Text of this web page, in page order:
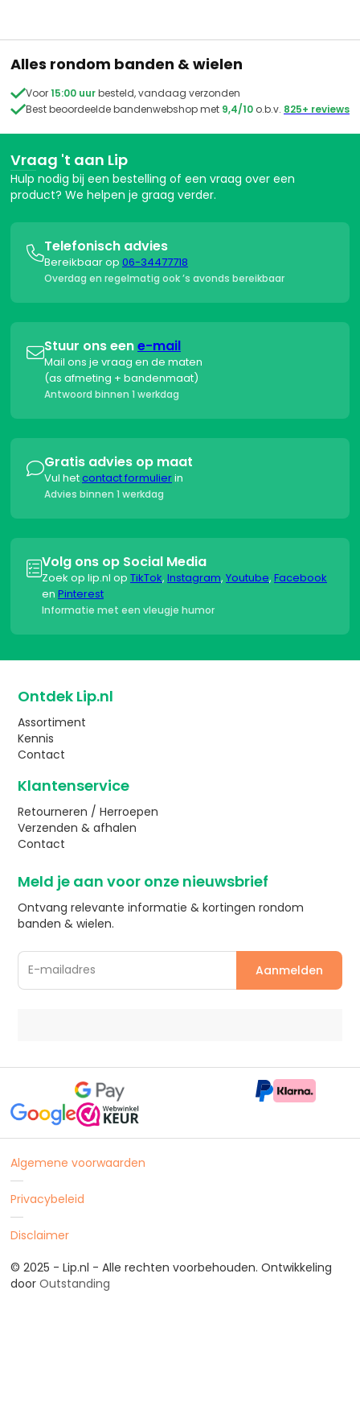
Alles rondom banden & wielen
Voor15:00 uurbesteld, vandaag verzonden
Best beoordeelde bandenwebshop met 9,4/10 o.b.v. 825+ reviews
Vraag 't aan Lip
Hulp nodig bij een bestelling of een vraag over een
product? We helpen je graag verder.
Telefonisch advies
Bereikbaar op 06-34477718
Overdag en regelmatig ook ’s avonds bereikbaar
Stuur ons eene-mail
Mail ons je vraag en de maten
(as afmeting + bandenmaat)
Antwoord binnen 1 werkdag
Gratis advies op maat
Vul hetcontact formulierin
Advies binnen 1 werkdag
Volg ons op Social Media
Zoek op lip.nl op TikTok, Instagram, Youtube, Facebook
en Pinterest
Informatie met een vleugje humor
Ontdek Lip.nl
Assortiment
Kennis
Contact
Klantenservice
Retourneren / Herroepen
Verzenden & afhalen
Contact
Meld je aan voor onze nieuwsbrief
Ontvang relevante informatie & kortingen rondom
banden & wielen.
Algemene voorwaarden
Privacybeleid
Disclaimer
© 2025 - Lip.nl - Alle rechten voorbehouden. Ontwikkeling
door Outstanding